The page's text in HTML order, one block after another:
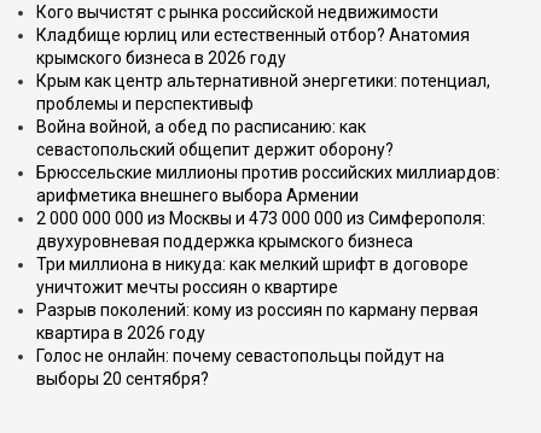
Кого вычистят с рынка российской недвижимости
Кладбище юрлиц или естественный отбор? Анатомия
крымского бизнеса в 2026 году
Крым как центр альтернативной энергетики: потенциал,
проблемы и перспективыф
Война войной, а обед по расписанию: как
севастопольский общепит держит оборону?
Брюссельские миллионы против российских миллиардов:
арифметика внешнего выбора Армении
2 000 000 000 из Москвы и 473 000 000 из Симферополя:
двухуровневая поддержка крымского бизнеса
Три миллиона в никуда: как мелкий шрифт в договоре
уничтожит мечты россиян о квартире
Разрыв поколений: кому из россиян по карману первая
квартира в 2026 году
Голос не онлайн: почему севастопольцы пойдут на
выборы 20 сентября?